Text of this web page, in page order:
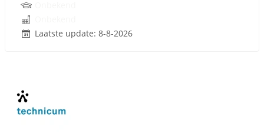
Laatste update: 8-8-2026